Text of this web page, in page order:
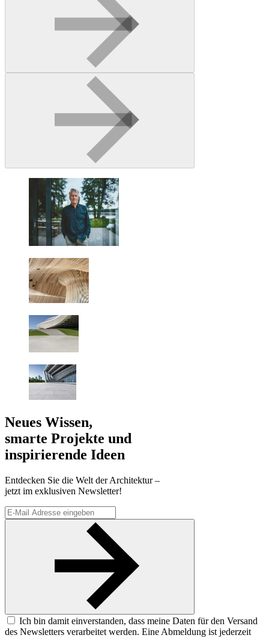
Neues Wissen,
smarte Projekte und
inspirierende Ideen
Entdecken Sie die Welt der Architektur –
jetzt im exklusiven Newsletter!
Ich bin damit einverstanden, dass meine Daten für den Versand
des Newsletters verarbeitet werden. Eine Abmeldung ist jederzeit